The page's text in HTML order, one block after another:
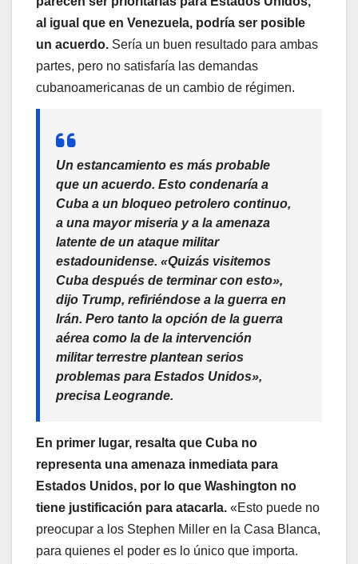
al igual que en Venezuela, podría ser posible
un acuerdo. Sería un buen resultado para ambas
partes, pero no satisfaría las demandas
cubanoamericanas de un cambio de régimen.
Un estancamiento es más probable
que un acuerdo. Esto condenaría a
Cuba a un bloqueo petrolero continuo,
a una mayor miseria y a la amenaza
latente de un ataque militar
estadounidense. «Quizás visitemos
Cuba después de terminar con esto»,
dijo Trump, refiriéndose a la guerra en
Irán. Pero tanto la opción de la guerra
aérea como la de la intervención
militar terrestre plantean serios
problemas para Estados Unidos»,
precisa Leogrande.
En primer lugar, resalta que Cuba no
representa una amenaza inmediata para
Estados Unidos, por lo que Washington no
tiene justificación para atacarla. «Esto puede no
preocupar a los Stephen Miller en la Casa Blanca,
para quienes el poder es lo único que importa.